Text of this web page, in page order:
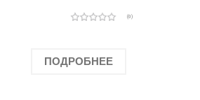
оленями(0)
ПОДРОБНЕЕ